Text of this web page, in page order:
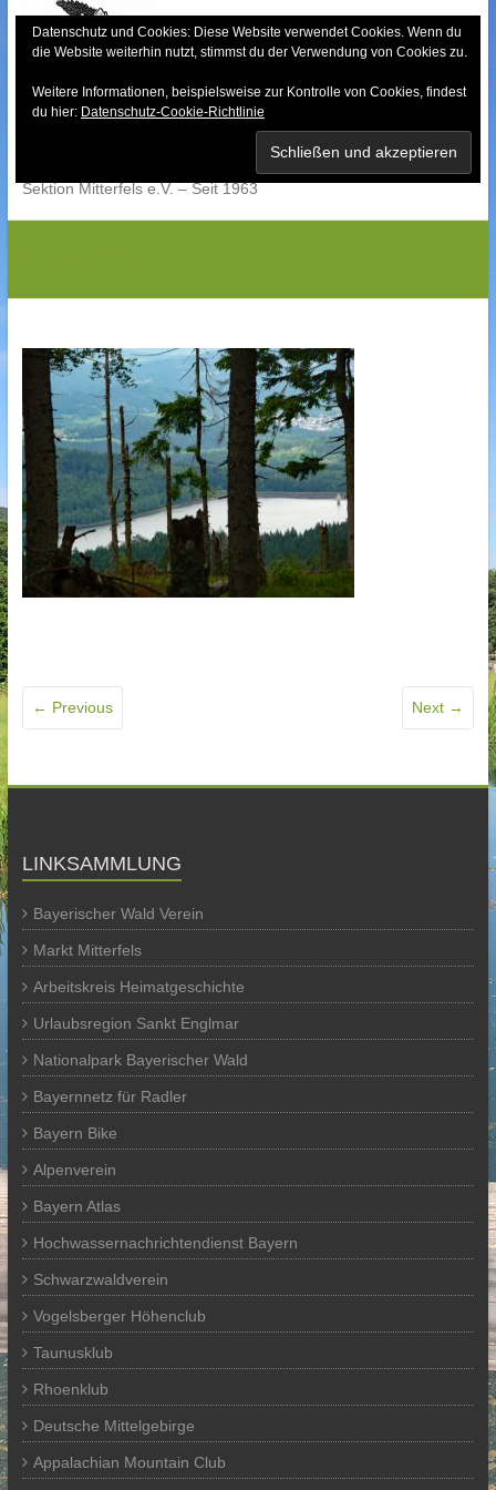
content
Bayerischer Wald-
Sektion Mitterfels e.V. – Seit 1963
← Previous Next →
LINKSAMMLUNG
Bayerischer Wald Verein
Markt Mitterfels
Arbeitskreis Heimatgeschichte
Urlaubsregion Sankt Englmar
Nationalpark Bayerischer Wald
Bayernnetz für Radler
Bayern Bike
Alpenverein
Bayern Atlas
Hochwassernachrichtendienst Bayern
Schwarzwaldverein
Vogelsberger Höhenclub
Taunusklub
Rhoenklub
Deutsche Mittelgebirge
Appalachian Mountain Club
Datenschutz und Cookies: Diese Website verwendet Cookies. Wenn du
die Website weiterhin nutzt, stimmst du der Verwendung von Cookies zu.
Weitere Informationen, beispielsweise zur Kontrolle von Cookies, findest
du hier: Datenschutz-Cookie-Richtlinie